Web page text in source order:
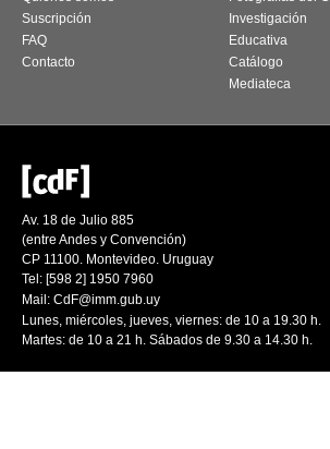
Suscripción
FAQ
Contacto
Investigación
Educativa
Catálogo
Mediateca
Av. 18 de Julio 885
(entre Andes y Convención)
CP 11100. Montevideo. Uruguay
Tel: [598 2] 1950 7960
Mail: CdF@imm.gub.uy
Lunes, miércoles, jueves, viernes: de 10 a 19.30 h.
Martes: de 10 a 21 h. Sábados de 9.30 a 14.30 h.